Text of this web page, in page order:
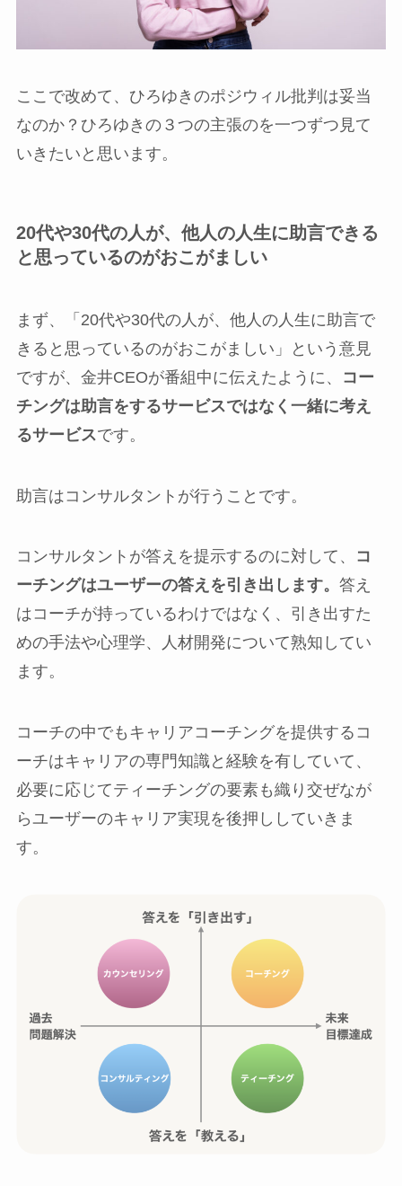
ここで改めて、ひろゆきのポジウィル批判は妥当
なのか？ひろゆきの３つの主張のを一つずつ見て
いきたいと思います。
20代や30代の人が、他人の人生に助言できる
と思っているのがおこがましい
まず、「20代や30代の人が、他人の人生に助言で
きると思っているのがおこがましい」という意見
ですが、金井CEOが番組中に伝えたように、
コー
チングは助言をするサービスではなく一緒に考え
るサービスです。
助言はコンサルタントが行うことです。
コンサルタントが答えを提示するのに対して、
コ
ーチングはユーザーの答えを引き出します。 答え
はコーチが持っているわけではなく、引き出すた
めの手法や心理学、人材開発について熟知してい
ます。
コーチの中でもキャリアコーチングを提供するコ
ーチはキャリアの専門知識と経験を有していて、
必要に応じてティーチングの要素も織り交ぜなが
らユーザーのキャリア実現を後押ししていきま
す。